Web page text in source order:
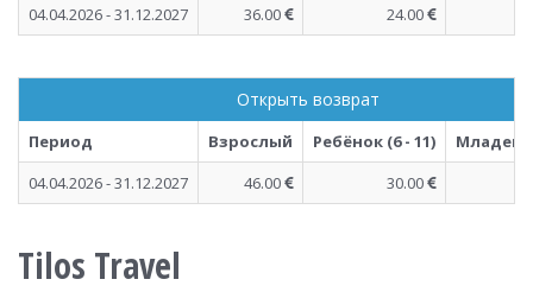
04.04.2026 - 31.12.2027 36.00 24.00
Открыть возврат
Период Взрослый Ребёнок (6 - 11)
04.04.2026 - 31.12.2027
46.00 30.00
Tilos Travel